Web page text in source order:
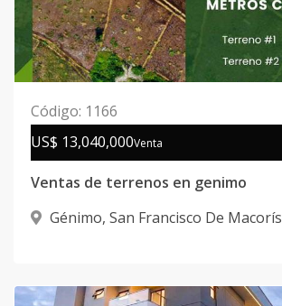
Código: 1166
US$ 13,040,000Venta
Ventas de terrenos en genimo
Génimo, San Francisco De Macorís